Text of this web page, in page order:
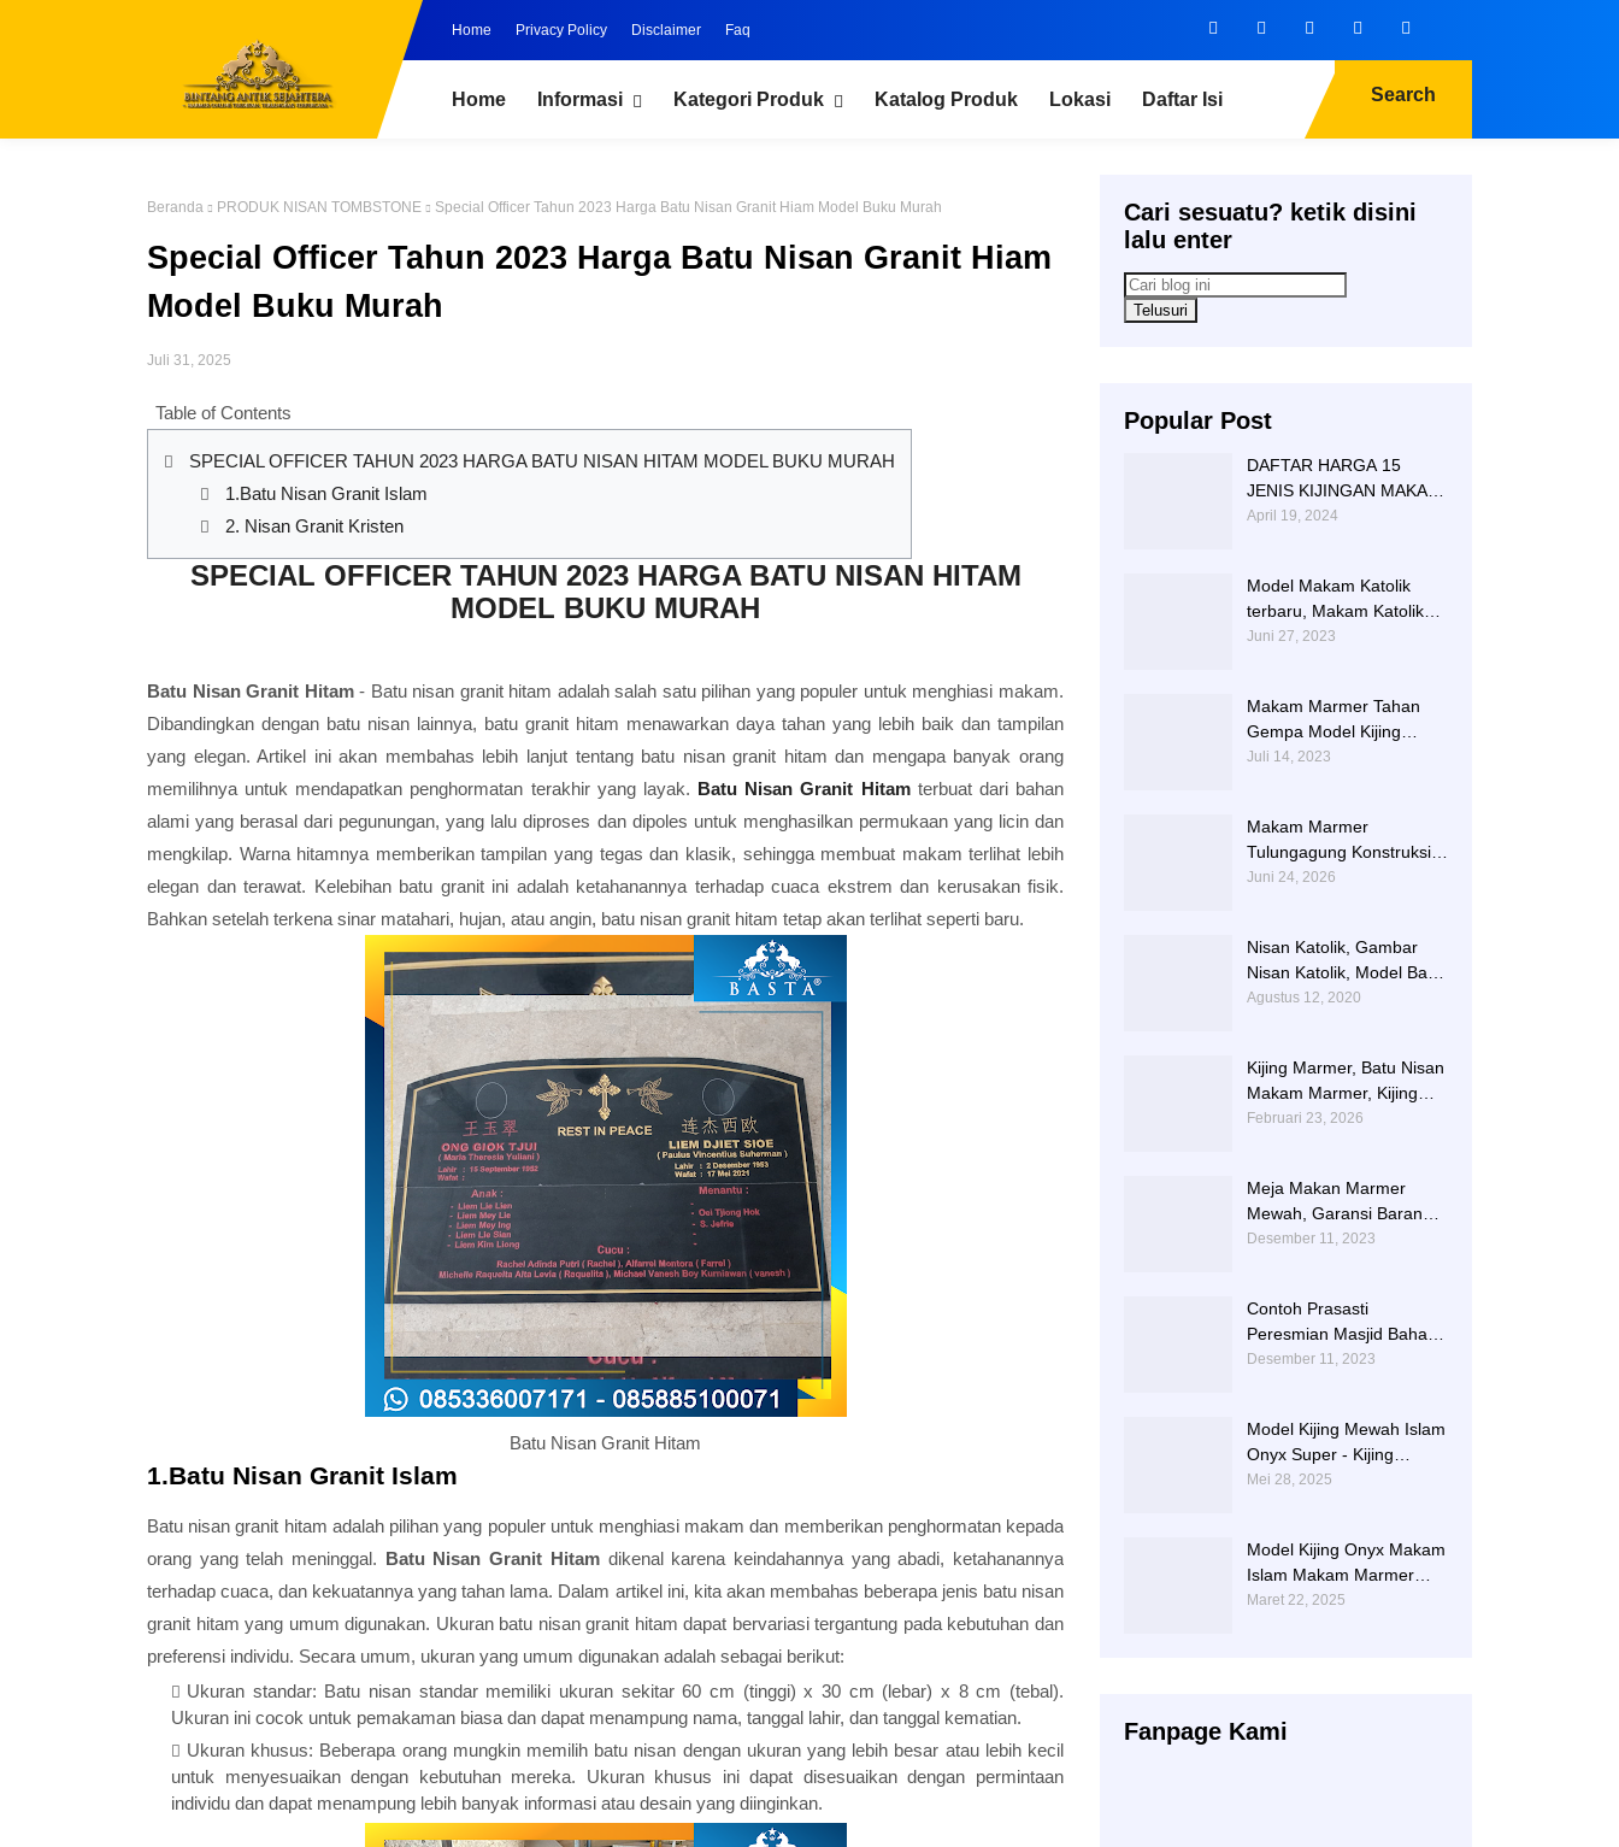
Home Privacy Policy Disclaimer Faq
Home Informasi Kategori Produk Katalog Produk Lokasi Daftar Isi Search
Beranda PRODUK NISAN TOMBSTONE Special Officer Tahun 2023 Harga Batu Nisan Granit Hiam Model Buku Murah
Special Officer Tahun 2023 Harga Batu Nisan Granit Hiam
Model Buku Murah
Juli 31, 2025
Table of Contents
SPECIAL OFFICER TAHUN 2023 HARGA BATU NISAN HITAM MODEL BUKU MURAH
1.Batu Nisan Granit Islam
2. Nisan Granit Kristen
SPECIAL OFFICER TAHUN 2023 HARGA BATU NISAN HITAM
MODEL BUKU MURAH
Batu Nisan Granit Hitam- Batu nisan granit hitam adalah salah satu pilihan yang populer untuk menghiasi makam.
Dibandingkan dengan batu nisan lainnya, batu granit hitam menawarkan daya tahan yang lebih baik dan tampilan
yang elegan. Artikel ini akan membahas lebih lanjut tentang batu nisan granit hitam dan mengapa banyak orang
memilihnya untuk mendapatkan penghormatan terakhir yang layak. Batu Nisan Granit Hitamterbuat dari bahan
alami yang berasal dari pegunungan, yang lalu diproses dan dipoles untuk menghasilkan permukaan yang licin dan
mengkilap. Warna hitamnya memberikan tampilan yang tegas dan klasik, sehingga membuat makam terlihat lebih
elegan dan terawat. Kelebihan batu granit ini adalah ketahanannya terhadap cuaca ekstrem dan kerusakan fisik.
Bahkan setelah terkena sinar matahari, hujan, atau angin, batu nisan granit hitam tetap akan terlihat seperti baru.
Batu Nisan Granit Hitam
1.Batu Nisan Granit Islam
Batu nisan granit hitam adalah pilihan yang populer untuk menghiasi makam dan memberikan penghormatan kepada
orang yang telah meninggal. Batu Nisan Granit Hitamdikenal karena keindahannya yang abadi, ketahanannya
terhadap cuaca, dan kekuatannya yang tahan lama. Dalam artikel ini, kita akan membahas beberapa jenis batu nisan
granit hitam yang umum digunakan. Ukuran batu nisan granit hitam dapat bervariasi tergantung pada kebutuhan dan
preferensi individu. Secara umum, ukuran yang umum digunakan adalah sebagai berikut:
Ukuran standar: Batu nisan standar memiliki ukuran sekitar 60 cm (tinggi) x 30 cm (lebar) x 8 cm (tebal).
Ukuran ini cocok untuk pemakaman biasa dan dapat menampung nama, tanggal lahir, dan tanggal kematian.
Ukuran khusus: Beberapa orang mungkin memilih batu nisan dengan ukuran yang lebih besar atau lebih kecil
untuk menyesuaikan dengan kebutuhan mereka. Ukuran khusus ini dapat disesuaikan dengan permintaan
individu dan dapat menampung lebih banyak informasi atau desain yang diinginkan.
Cari sesuatu? ketik disini
lalu enter
Popular Post
DAFTAR HARGA 15
JENIS KIJINGAN MAKAM
MARMER GRANITE
April 19, 2024
Model Makam Katolik
terbaru, Makam Katolik
Granit, Contoh Makam
Juni 27, 2023
Makam Marmer Tahan
Gempa Model Kijing
Terlengkap
Juli 14, 2023
Makam Marmer
Tulungagung Konstruksi
Besi dengan Design
Juni 24, 2026
Nisan Katolik, Gambar
Nisan Katolik, Model Batu
Nisan Kristen Terbaru
Agustus 12, 2020
Kijing Marmer, Batu Nisan
Makam Marmer, Kijing
Makam Marmer Kaligrafi
Februari 23, 2026
Meja Makan Marmer
Mewah, Garansi Barang
Utuh Sampai Tempat
Desember 11, 2023
Contoh Prasasti
Peresmian Masjid Bahan
Marmer Dari Tulungagung
Desember 11, 2023
Model Kijing Mewah Islam
Onyx Super - Kijing
Makam Batu Alam
Mei 28, 2025
Model Kijing Onyx Makam
Islam Makam Marmer
Karawang
Maret 22, 2025
Fanpage Kami